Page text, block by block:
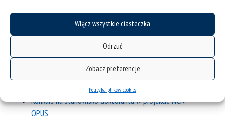
Włącz wszystkie ciasteczka
Odrzuć
Zobacz preferencje
Polityka plików cookies
Zgłoszenia do konkursu o Nagrodę im. Witolda
Konkurs na stypendium naukowe w ramach projektu
badawczego OPUS 18
Konkursy na stanowisko stypendysty doktoranta
Konkurs na stanowisko doktoranta w projekcie NCN
OPUS